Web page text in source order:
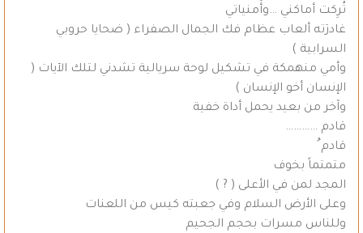
تُرِكت أماكني …وأُمنياتي
غادرَته ألعاب عظام فك الجمال الصفراء ( ضحايا حروبي
السرابية )
وأمي منهمكة في تشكيل لوحة سريالية تشدني لتلك الآيات (
الإنسان أخو الإنسان )
وآخر من بعيد يحمل أداة خفية
قادم …………
قادم ُ
متمتماً بخوف
المجد لمن في الأعلى ( ? )
وعلى الأرض السلام وفي جعبته كيس من اللعنات
وللناس مسرات بحجم الجحيم